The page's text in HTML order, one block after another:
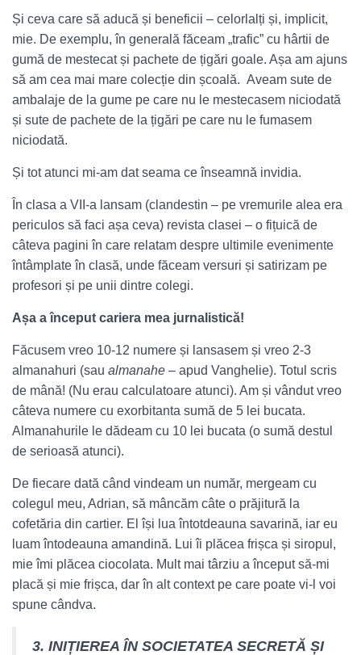
Și ceva care să aducă și beneficii – celorlalți și, implicit,
mie. De exemplu, în generală făceam „trafic” cu hârtii de
gumă de mestecat și pachete de țigări goale. Așa am ajuns
să am cea mai mare colecție din școală. Aveam sute de
ambalaje de la gume pe care nu le mestecasem niciodată
și sute de pachete de la țigări pe care nu le fumasem
niciodată.
Și tot atunci mi-am dat seama ce înseamnă invidia.
În clasa a VII-a lansam (clandestin – pe vremurile alea era
periculos să faci așa ceva) revista clasei – o fițuică de
câteva pagini în care relatam despre ultimile evenimente
întâmplate în clasă, unde făceam versuri și satirizam pe
profesori și pe unii dintre colegi.
Așa a început cariera mea jurnalistică!
Făcusem vreo 10-12 numere și lansasem și vreo 2-3
almanahuri (sau almanahe – apud Vanghelie). Totul scris
de mână! (Nu erau calculatoare atunci). Am și vândut vreo
câteva numere cu exorbitanta sumă de 5 lei bucata.
Almanahurile le dădeam cu 10 lei bucata (o sumă destul
de serioasă atunci).
De fiecare dată când vindeam un număr, mergeam cu
colegul meu, Adrian, să mâncăm câte o prăjitură la
cofetăria din cartier. El își lua întotdeauna savarină, iar eu
luam întodeauna amandină. Lui îi plăcea frișca și siropul,
mie îmi plăcea ciocolata. Mult mai târziu a început să-mi
placă și mie frișca, dar în alt context pe care poate vi-l voi
spune cândva.
3. INIȚIEREA ÎN SOCIETATEA SECRETĂ ȘI